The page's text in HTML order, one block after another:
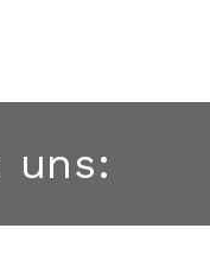
uns: